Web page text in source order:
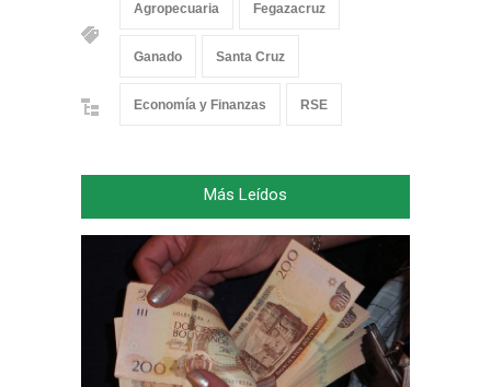
Agropecuaria Fegazacruz
Ganado Santa Cruz
Economía y Finanzas RSE
Más Leídos